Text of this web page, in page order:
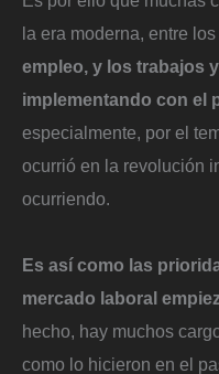
la era moderna, entre
empleo, y los trabajos
implementando con el
especialmente, por el
ocurrió en la revolución
ocurriendo.
Es así como las
mercado laboral
hecho, hay muchos
como lo hicieron en el